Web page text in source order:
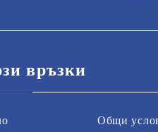
връзки
Общи